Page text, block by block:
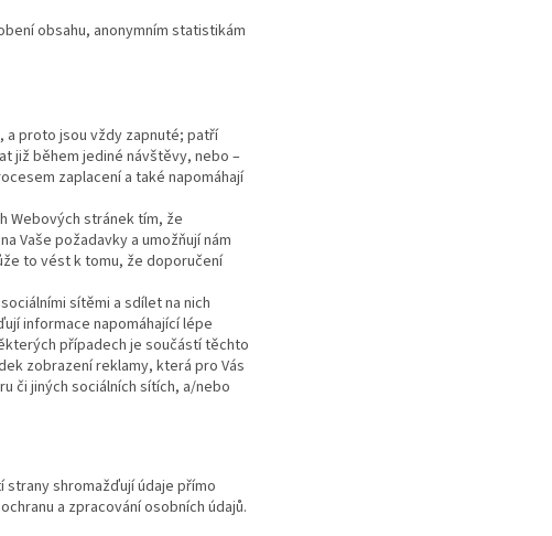
obsahu, anonymním statistikám
a proto jsou vždy zapnuté; patří
již během jediné návštěvy, nebo –
zaplacení a také napomáhají
Webových stránek tím, že
Vaše požadavky a umožňují nám
to vést k tomu, že doporučení
sítěmi a sdílet na nich
informace napomáhající lépe
případech je součástí těchto
zobrazení reklamy, která pro Vás
či jiných sociálních sítích, a/nebo
shromažďují údaje přímo
a zpracování osobních údajů.